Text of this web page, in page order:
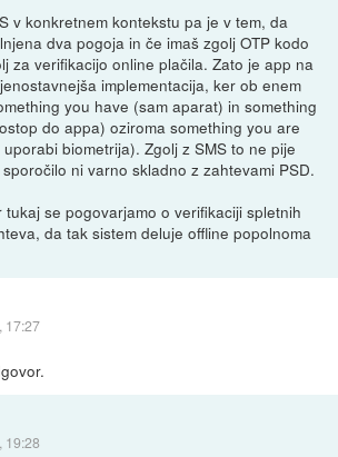
v konkretnem kontekstu pa je v tem, da
dva pogoja in če imaš zgolj OTP kodo
za verifikacijo online plačila. Zato je app na
implementacija, ker ob enem
you have (sam aparat) in something
do appa) oziroma something you are
biometrija). Zgolj z SMS to ne pije
ni varno skladno z zahtevami PSD.
se pogovarjamo o verifikaciji spletnih
da tak sistem deluje offline popolnoma
17:27
19:28